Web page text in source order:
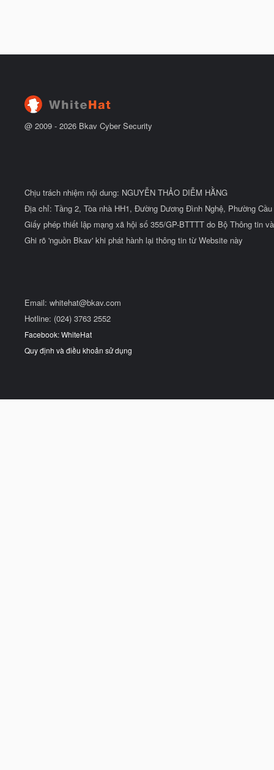
@ 2009 - 2026 Bkav Cyber Security
Chịu trách nhiệm nội dung: NGUYỄN THẢO DIỄM HẰNG
Địa chỉ: Tầng 2, Tòa nhà HH1, Đường Dương Đình Nghệ, Phường
Giấy phép thiết lập mạng xã hội số 355/GP-BTTTT do Bộ Thông tin
Ghi rõ 'nguồn Bkav' khi phát hành lại thông tin từ Website này
Email: whitehat@bkav.com
Hotline: (024) 3763 2552
Facebook: WhiteHat
Quy định và điều khoản sử dụng